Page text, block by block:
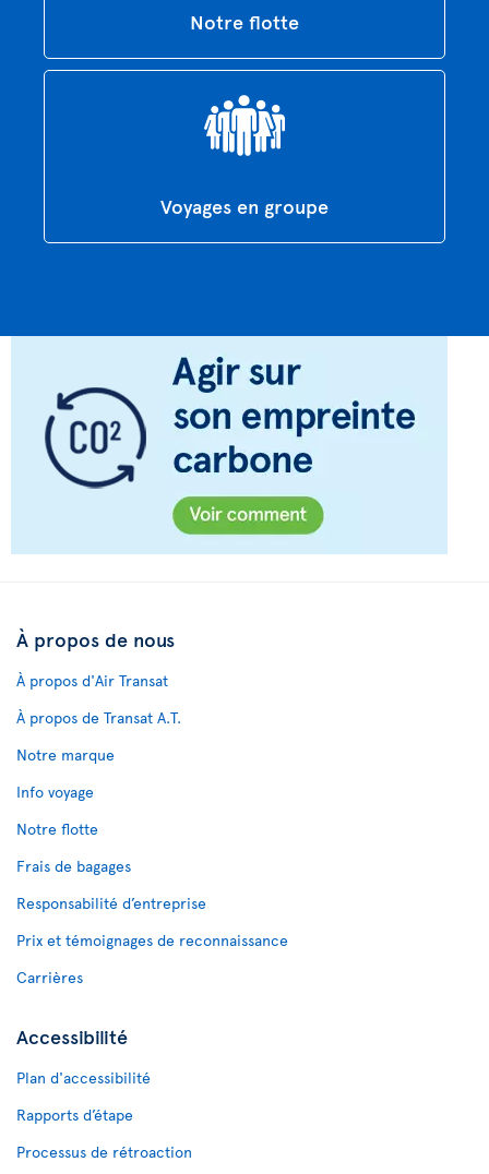
Notre flotte
Voyages en groupe
À propos de nous
À propos d'Air Transat
À propos de Transat A.T.
Notre marque
Info voyage
Notre flotte
Frais de bagages
Responsabilité d’entreprise
Prix et témoignages de reconnaissance
Carrières
Accessibilité
Plan d'accessibilité
Rapports d’étape
Processus de rétroaction